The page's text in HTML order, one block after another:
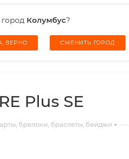
Колумбус?
ВЕРНО СМЕНИТЬ ГОРОД
Plus SE
брелоки, браслеты, бейджи —